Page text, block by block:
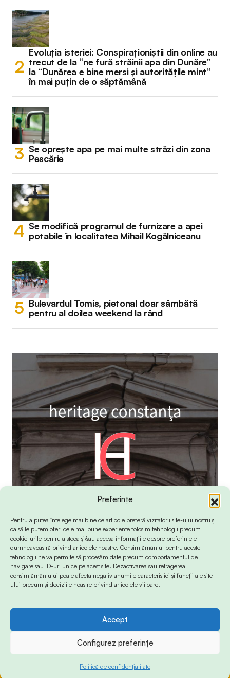
Preferințe
Pentru a putea înțelege mai bine ce articole preferă vizitatorii site-ului nostru și
ca să le putem oferi cele mai bune experiențe folosim tehnologii precum
cookie-urile pentru a stoca și/sau accesa informațiile despre preferințele
dumneavoastră privind articolele noastre. Consimțământul pentru aceste
tehnologii ne va permite să procesăm date precum comportamentul de
navigare sau ID-uri unice pe acest site. Dezactivarea sau retragerea
consimțământului poate afecta negativ anumite caracteristici și funcții ale site-
ului precum și deciziile noastre privind articolele viitoare.
Accept
Configurez preferințe
Politică de confidențialitate
Evoluția isteriei: Conspiraționiștii din online au
trecut de la “ne fură străinii apa din Dunăre”
la “Dunărea e bine mersi și autoritățile mint”
în mai puțin de o săptămână
Se oprește apa pe mai multe străzi din zona
Pescărie
Se modifică programul de furnizare a apei
potabile în localitatea Mihail Kogălniceanu
Bulevardul Tomis, pietonal doar sâmbătă
pentru al doilea weekend la rând
© 2024 Info-Sud-Est. All Rights Reserved.